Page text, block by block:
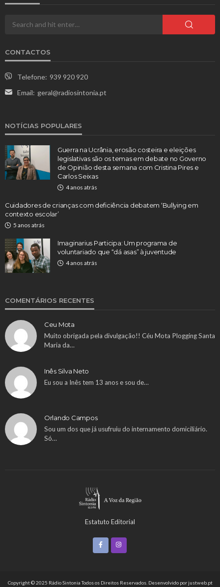
CONTACTOS
Telefone: 939 920 920
Email: geral@radiosintonia.pt
NOTÍCIAS POPULARES
Guerra na Ucrânia, erosão costeira e eleições
legislativas são os temas em debate no Governo
de Opinião desta semana com Cristina Pires e
Carlos Seixas
4 anos atrás
Cuidadores de crianças com deficiência debatem ‘Bullying em
contexto escolar’
5 anos atrás
Imaginarius Participa: Um programa de
voluntariado que “dá asas” à juventude
4 anos atrás
COMENTÁRIOS RECENTES
Ceu Mota
Muito obrigada pela divulgação!! Céu Mota Plogging Santa
Maria da…
Inês Silva Neto
Eu sou a Inês tem 13 anos e sou de…
Orlando Campos
Sou um dos que já usufruiu do internamento domiciliário.
Só…
Estatuto Editorial
Copyright © 2025 Rádio Sintonia Todos os Direitos Reservados. Desenvolvido porjustweb.pt